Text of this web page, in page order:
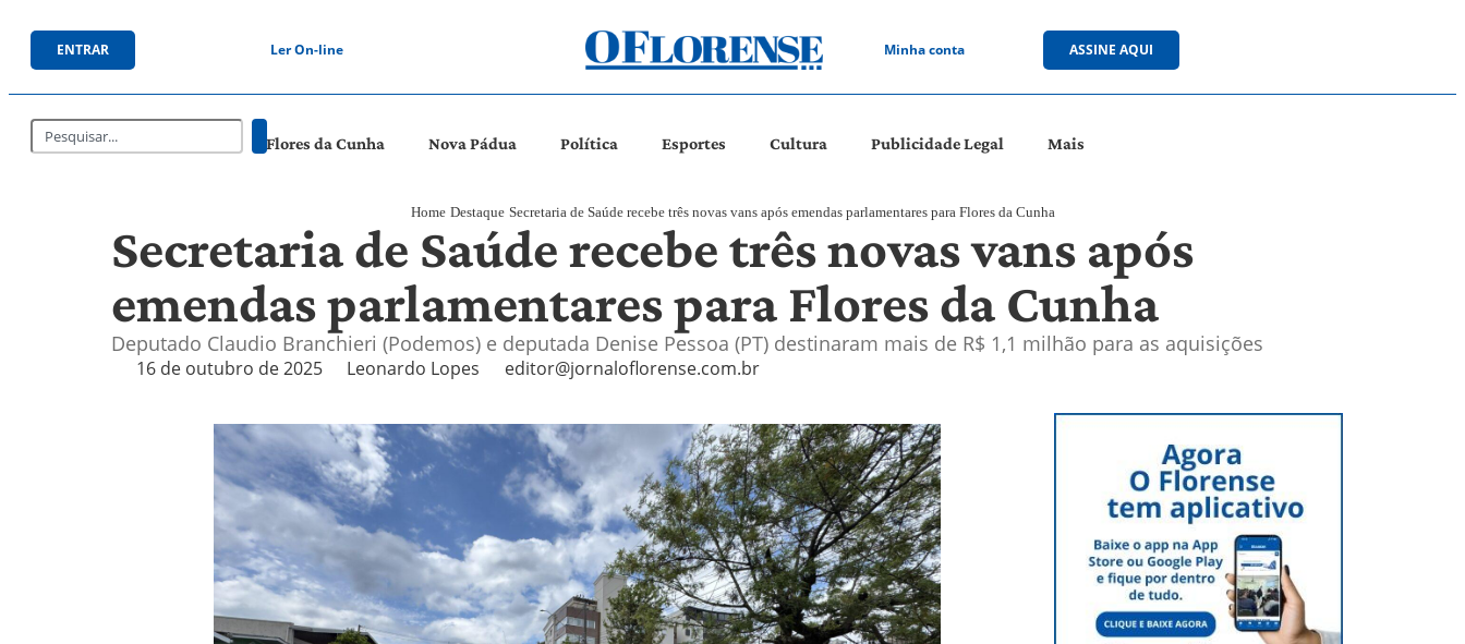
ENTRAR Ler On-line Minha conta ASSINE AQUI
Flores da Cunha Nova Pádua Política Esportes Cultura Publicidade Legal Mais
Home Destaque Secretaria de Saúde recebe três novas vans após emendas parlamentares para Flores da Cunha
Secretaria de Saúde recebe três novas vans após
emendas parlamentares para Flores da Cunha
Deputado Claudio Branchieri (Podemos) e deputada Denise Pessoa (PT) destinaram mais de R$ 1,1 milhão para as aquisições
16 de outubro de 2025 Leonardo Lopes editor@jornaloflorense.com.br